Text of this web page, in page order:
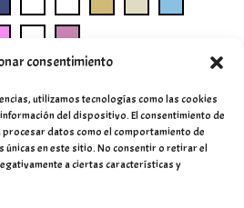
consentimiento
utilizamos tecnologías como las cookies
del dispositivo. El consentimiento de
datos como el comportamiento de
únicas en este sitio. No consentir o retirar el
a ciertas características y